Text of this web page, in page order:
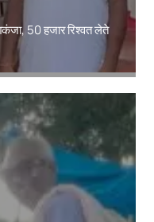
50 हजार रिश्वत लेते